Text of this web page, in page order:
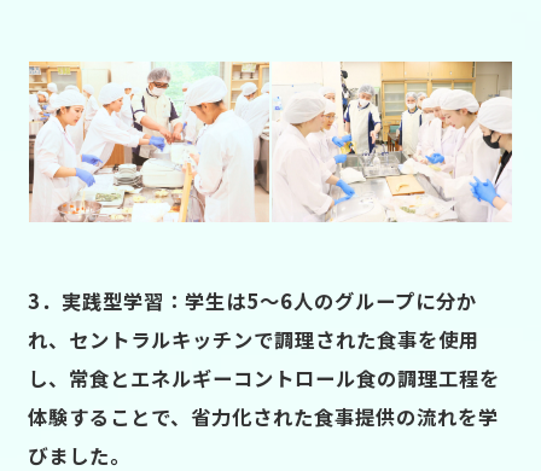
3．実践型学習：学生は5～6人のグループに分か
れ、セントラルキッチンで調理された食事を使用
し、常食とエネルギーコントロール食の調理工程を
体験することで、省力化された食事提供の流れを学
びました。